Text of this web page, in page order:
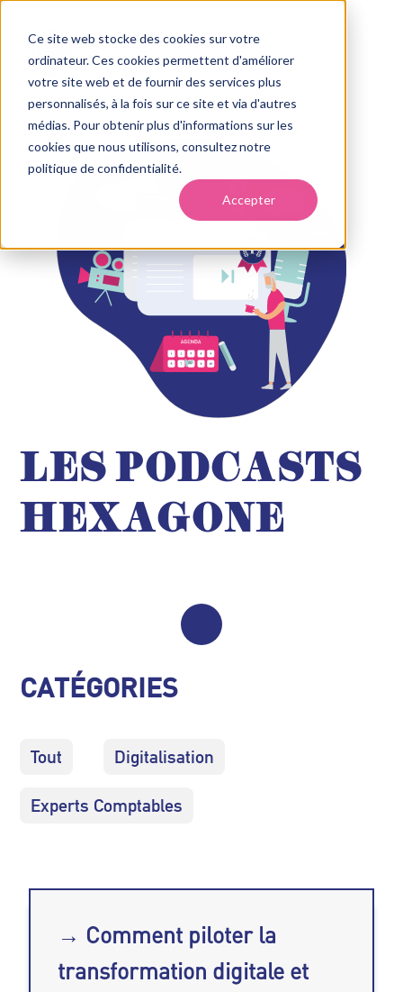
Ce site web stocke des cookies sur votre
ordinateur. Ces cookies permettent d'améliorer
votre site web et de fournir des services plus
personnalisés, à la fois sur ce site et via d'autres
médias. Pour obtenir plus d'informations sur les
cookies que nous utilisons, consultez notre
politique de confidentialité.
Accepter
LES PODCASTS
HEXAGONE
CATÉGORIES
Tout Digitalisation
Experts Comptables
→ Comment piloter la
transformation digitale et